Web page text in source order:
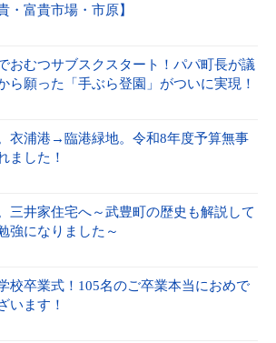
・富貴市場・市原】
おむつサブスクスタート！パパ町長が議
ら願った「手ぶら登園」がついに実現！
衣浦港→臨港緑地。令和8年度予算無事
ました！
三井家住宅へ～武豊町の歴史も解説して
強になりました～
校卒業式！105名のご卒業本当におめで
います！